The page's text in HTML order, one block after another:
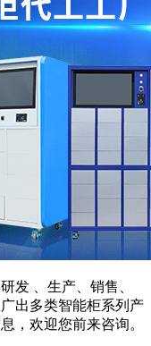
、生产、销售、
出多类智能柜系列产
，欢迎您前来咨询。